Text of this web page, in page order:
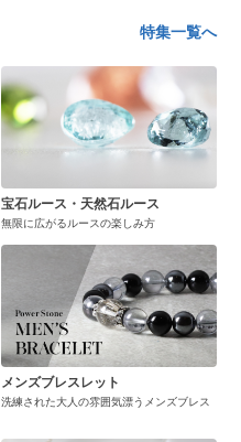
特集一覧へ
宝石ルース・天然石ルース
無限に広がるルースの楽しみ方
メンズブレスレット
洗練された大人の雰囲気漂うメンズブレス